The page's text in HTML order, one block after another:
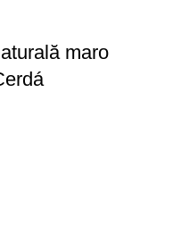
maro